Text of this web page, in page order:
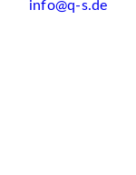
info@q-s.de